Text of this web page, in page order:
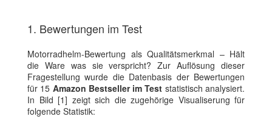
1. Bewertungen im Test
Motorradhelm-Bewertung als Qualitätsmerkmal – Hält
die Ware was sie verspricht? Zur Auflösung dieser
Fragestellung wurde die Datenbasis der Bewertungen
für 15 Amazon Bestseller im Test statistisch analysiert.
In Bild [1] zeigt sich die zugehörige Visualiserung für
folgende Statistik: